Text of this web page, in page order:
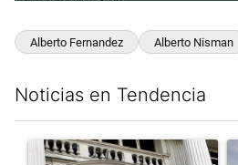
Alberto Fernandez Alberto Nisman
Noticias en Tendencia
Un artículo de tendencia con el